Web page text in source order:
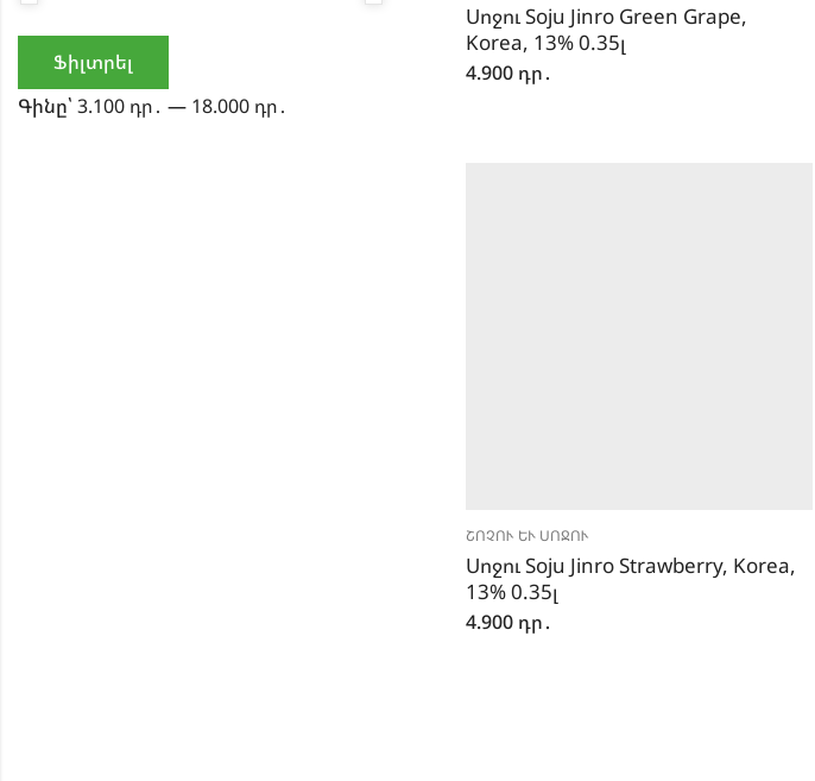
Սոջու Soju Jinro Green Grape,
Korea, 13% 0.35լ
4.900 դր․
ՇՈՉՈՒ ԵՒ ՍՈՋՈՒ
Սոջու Soju Jinro Strawberry, Korea,
13% 0.35լ
4.900 դր․
Ֆիլտրել
Գինը՝ 3.100 դր․ — 18.000 դր․